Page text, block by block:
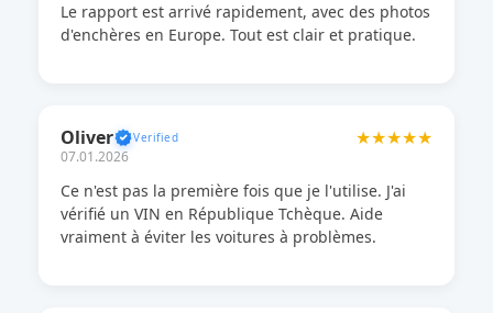
Le rapport est arrivé rapidement, avec des photos
d'enchères en Europe. Tout est clair et pratique.
Oliver
07.01.2026
★★★★★
Ce n'est pas la première fois que je l'utilise. J'ai
vérifié un VIN en République Tchèque. Aide
vraiment à éviter les voitures à problèmes.